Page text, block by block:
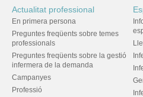
Actualitat professional
En primera persona
Preguntes freqüents sobre temes
professionals
Preguntes freqüents sobre la gestió
infermera de la demanda
Campanyes
Professió